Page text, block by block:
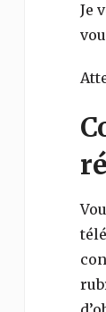
Je